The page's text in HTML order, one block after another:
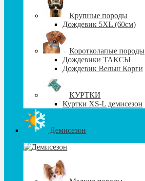
Крупные породы
Дождевик 5XL (60см)
Коротколапые породы
Дождевики ТАКСЫ
Дождевик Вельш Корги
КУРТКИ
Куртки XS-L демисезон
Демисезон